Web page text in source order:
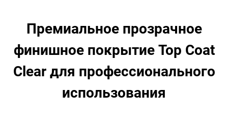
Премиальное прозрачное
финишное покрытие Top Coat
Clear для профессионального
использования